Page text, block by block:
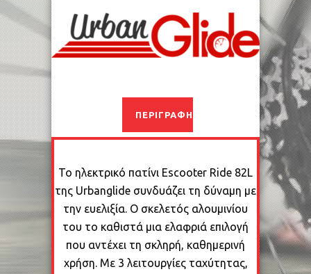
ΠΕΡΙΓΡΑΦΉ
Το ηλεκτρικό πατίνι Escooter Ride 82L
της Urbanglide συνδυάζει τη δύναμη με
την ευελιξία. Ο σκελετός αλουμινίου
του το καθιστά μια ελαφριά επιλογή
που αντέχει τη σκληρή, καθημερινή
χρήση. Με 3 λειτουργίες ταχύτητας,